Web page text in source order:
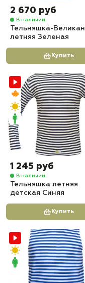
2 670 руб
В наличии
Тельняшка-Великан
летняя Зеленая
Купить
1 245 руб
В наличии
Тельняшка летняя
детская Синяя
Купить